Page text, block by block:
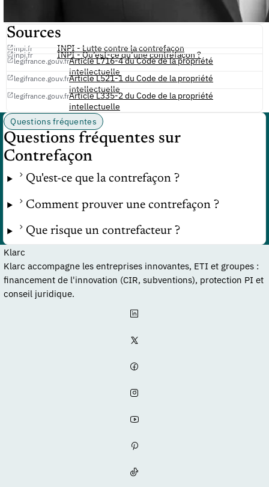
Sources
inpi.fr INPI - Lutte contre la contrefaçon
inpi.fr INPI - Qu’est-ce qu’une contrefaçon ?
legifrance.gouv.frArticle L716-4 du Code de la propriété
intellectuelle
legifrance.gouv.frArticle L521-1 du Code de la propriété
intellectuelle
legifrance.gouv.frArticle L335-2 du Code de la propriété
intellectuelle
Questions fréquentes
Questions fréquentes sur
Contrefaçon
Qu'est-ce que la contrefaçon ?
Comment prouver une contrefaçon ?
Que risque un contrefacteur ?
Klarc
Klarc accompagne les entreprises innovantes, ETI et groupes :
financement de l'innovation (CIR, subventions), protection PI et
conseil juridique.